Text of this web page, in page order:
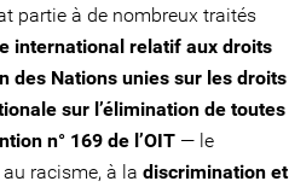
partie à de nombreux traités
international relatif aux droits
des Nations unies sur les droits
sur l’élimination de toutes
n° 169 de l’OIT — le
racisme, à la discrimination et